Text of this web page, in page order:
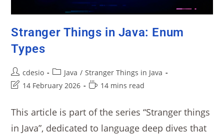
Stranger Things in Java: Enum
Types
cdesio Java / Stranger Things in Java
14 February 2026
14 mins read
This article is part of the series “Stranger things
in Java”, dedicated to language deep dives that